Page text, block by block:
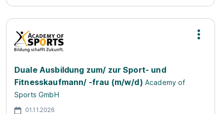
Duale Ausbildung zum/ zur Sport- und
Fitnesskaufmann/ -frau (m/w/d) Academy of
Sports GmbH
01.11.2026